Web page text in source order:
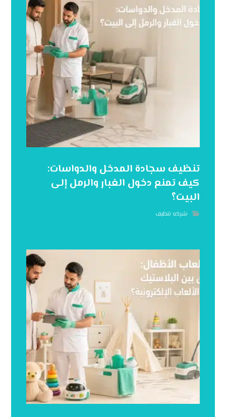
تنظيف سجادة المدخل والدواسات:
كيف تمنع دخول الغبار والرمل إلى
البيت؟
شركه تنظيف